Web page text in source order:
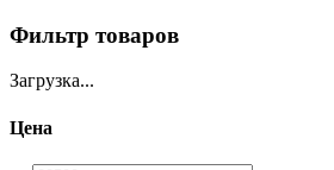
Фильтр товаров
Загрузка...
Цена